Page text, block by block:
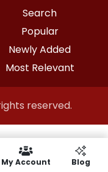
Search
Popular
Newly Added
Most Relevant
reserved.
My Account Blog